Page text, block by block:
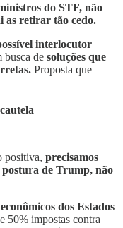
do STF, não
as retirar tão cedo.
interlocutor
busca de soluções que
Proposta que
positiva, precisamos
postura de Trump, não
dos Estados
50% impostas contra